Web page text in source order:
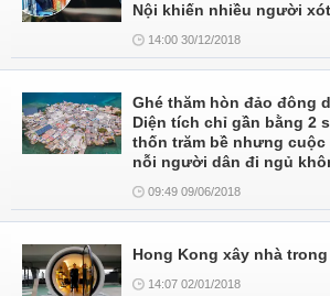
Nội khiến nhiều người
14:00 30/12/2018
Ghé thăm hòn đảo đông
Diện tích chỉ gần bằng 2
thốn trăm bề nhưng
nỗi người dân đi ngủ
09:49 09/06/2018
Hong Kong xây nhà
14:07 02/01/2018